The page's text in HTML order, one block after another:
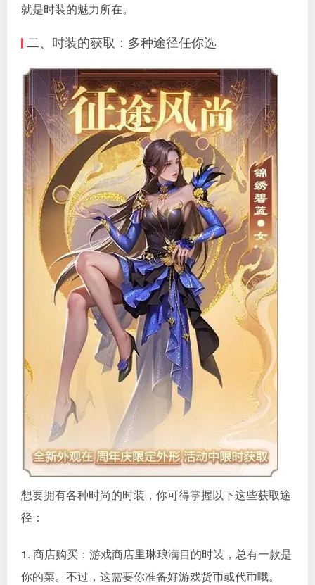
就是时装的魅力所在。
二、时装的获取：多种途径任你选
想要拥有各种时尚的时装，你可得掌握以下这些获取途
径：
1. 商店购买：游戏商店里琳琅满目的时装，总有一款是
你的菜。不过，这需要你准备好游戏货币或代币哦。